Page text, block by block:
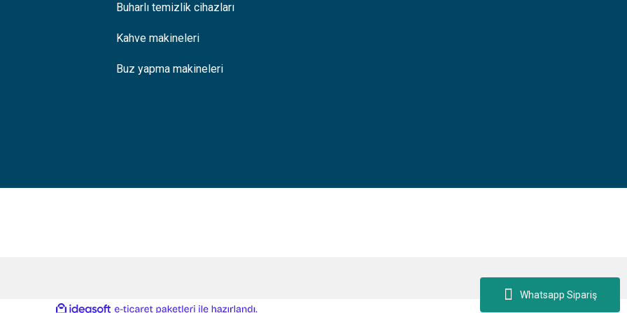
Whatsapp Sipariş
Buharlı temizlik cihazları
Kahve makineleri
Buz yapma makineleri
ideasoft e-